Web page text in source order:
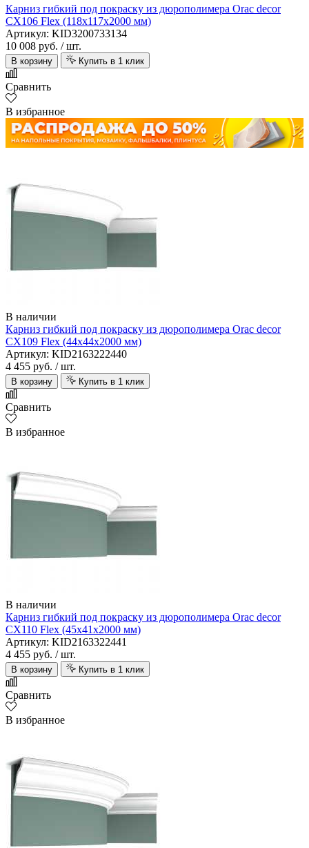
Карниз гибкий под покраску из дюрополимера Orac decor
CX106 Flex (118х117х2000 мм)
Артикул: KID3200733134
10 008 руб. / шт.
В корзину Купить в 1 клик
Сравнить
В избранное
В наличии
Карниз гибкий под покраску из дюрополимера Orac decor
CX109 Flex (44х44х2000 мм)
Артикул: KID2163222440
4 455 руб. / шт.
В корзину Купить в 1 клик
Сравнить
В избранное
В наличии
Карниз гибкий под покраску из дюрополимера Orac decor
CX110 Flex (45х41х2000 мм)
Артикул: KID2163322441
4 455 руб. / шт.
В корзину Купить в 1 клик
Сравнить
В избранное